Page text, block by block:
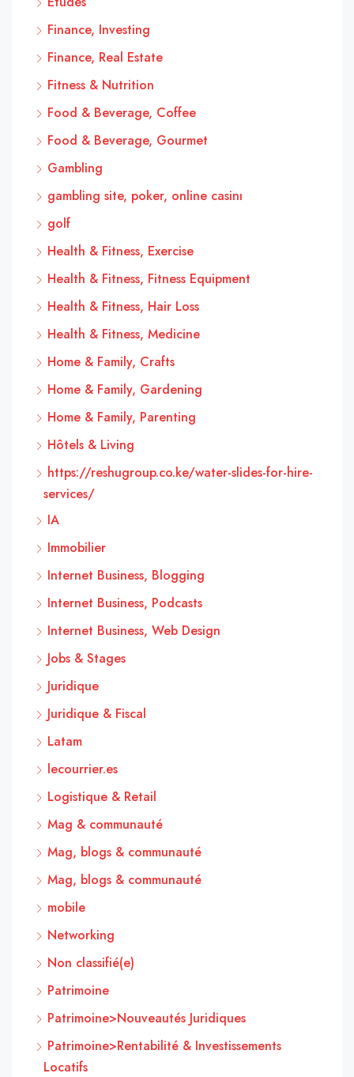
Finance, Investing
Finance, Real Estate
Fitness & Nutrition
Food & Beverage, Coffee
Food & Beverage, Gourmet
Gambling
gambling site, poker, online casinı
golf
Health & Fitness, Exercise
Health & Fitness, Fitness Equipment
Health & Fitness, Hair Loss
Health & Fitness, Medicine
Home & Family, Crafts
Home & Family, Gardening
Home & Family, Parenting
Hôtels & Living
https://reshugroup.co.ke/water-slides-for-hire-
services/
IA
Immobilier
Internet Business, Blogging
Internet Business, Podcasts
Internet Business, Web Design
Jobs & Stages
Juridique
Juridique & Fiscal
Latam
lecourrier.es
Logistique & Retail
Mag & communauté
Mag, blogs & communauté
Mag, blogs & communauté
mobile
Networking
Non classifié(e)
Patrimoine
Patrimoine>Nouveautés Juridiques
Patrimoine>Rentabilité & Investissements
Locatifs